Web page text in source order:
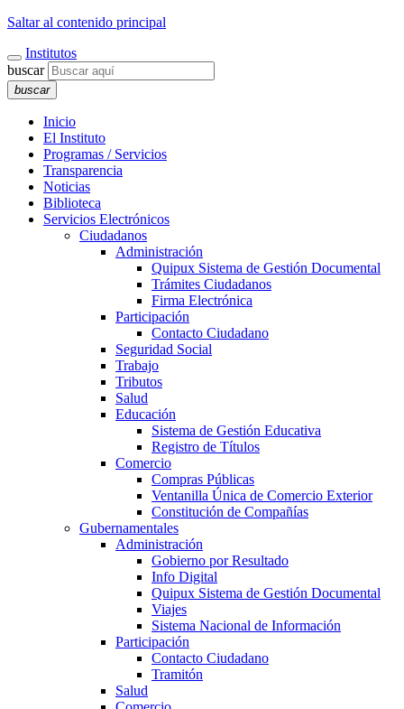
Saltar al contenido principal
Institutos
buscar
buscar
Inicio
El Instituto
Programas / Servicios
Transparencia
Noticias
Biblioteca
Servicios Electrónicos
Ciudadanos
Administración
Quipux Sistema de Gestión Documental
Trámites Ciudadanos
Firma Electrónica
Participación
Contacto Ciudadano
Seguridad Social
Trabajo
Tributos
Salud
Educación
Sistema de Gestión Educativa
Registro de Títulos
Comercio
Compras Públicas
Ventanilla Única de Comercio Exterior
Constitución de Compañías
Gubernamentales
Administración
Gobierno por Resultado
Info Digital
Quipux Sistema de Gestión Documental
Viajes
Sistema Nacional de Información
Participación
Contacto Ciudadano
Tramitón
Salud